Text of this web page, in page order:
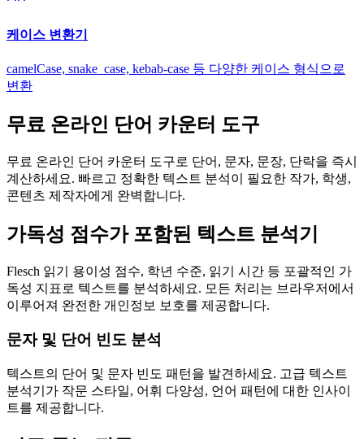
케이스 변환기
camelCase, snake_case, kebab-case 등 다양한 케이스 형식으로
변환
무료 온라인 단어 카운터 도구
무료 온라인 단어 카운터 도구로 단어, 문자, 문장, 단락을 즉시
계산하세요. 빠르고 정확한 텍스트 분석이 필요한 작가, 학생,
콘텐츠 제작자에게 완벽합니다.
가독성 점수가 포함된 텍스트 분석기
Flesch 읽기 용이성 점수, 학년 수준, 읽기 시간 등 포괄적인 가
독성 지표로 텍스트를 분석하세요. 모든 처리는 브라우저에서
이루어져 완전한 개인정보 보호를 제공합니다.
문자 및 단어 빈도 분석
텍스트의 단어 및 문자 빈도 패턴을 발견하세요. 고급 텍스트
분석기가 작문 스타일, 어휘 다양성, 언어 패턴에 대한 인사이
트를 제공합니다.